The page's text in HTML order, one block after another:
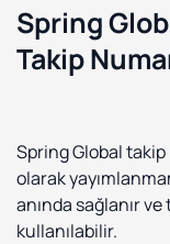
Spring
Takip
Spring Global takip
olarak
anında sağlanır
kullanılabilir.